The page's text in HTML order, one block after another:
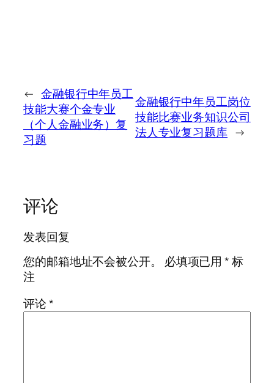
← 金融银行中年员工
技能大赛个金专业
（个人金融业务）复
习题
金融银行中年员工岗位
技能比赛业务知识公司
法人专业复习题库 →
评论
发表回复
您的邮箱地址不会被公开。
必填项已用*标
注
评论*